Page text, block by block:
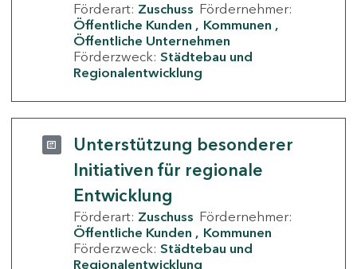
Förderart: Zuschuss Fördernehmer:
Öffentliche Kunden
Kommunen
Öffentliche Unternehmen
Förderzweck: Städtebau und
Regionalentwicklung
Unterstützung besonderer
Initiativen für regionale
Entwicklung
Förderart: Zuschuss Fördernehmer:
Öffentliche Kunden
Kommunen
Förderzweck: Städtebau und
Regionalentwicklung